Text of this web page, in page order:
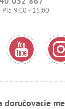
Pia 9:00 - 15:00
doručovacie